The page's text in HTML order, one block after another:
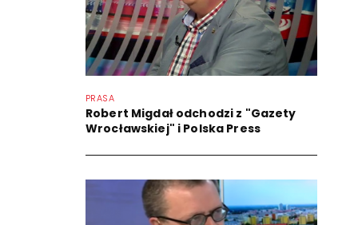
PRASA
Robert Migdał odchodzi z "Gazety
Wrocławskiej" i Polska Press